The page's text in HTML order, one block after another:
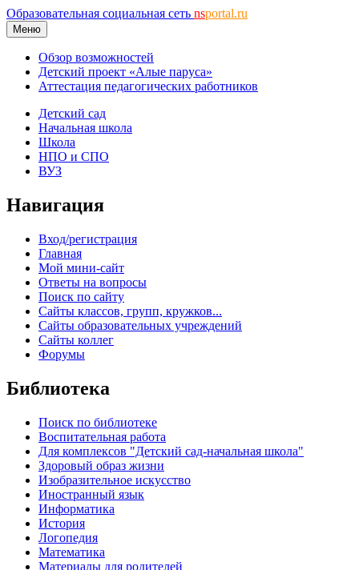
Образовательная социальная сеть nsportal.ru
Меню
Обзор возможностей
Детский проект «Алые паруса»
Аттестация педагогических работников
Детский сад
Начальная школа
Школа
НПО и СПО
ВУЗ
Навигация
Вход/регистрация
Главная
Мой мини-сайт
Ответы на вопросы
Поиск по сайту
Сайты классов, групп, кружков...
Сайты образовательных учреждений
Сайты коллег
Форумы
Библиотека
Поиск по библиотеке
Воспитательная работа
Для комплексов "Детский сад-начальная школа"
Здоровый образ жизни
Изобразительное искусство
Иностранный язык
Информатика
История
Логопедия
Математика
Материалы для родителей